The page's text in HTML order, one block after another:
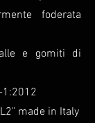
foderata
e gomiti di
1:2012
made in Italy